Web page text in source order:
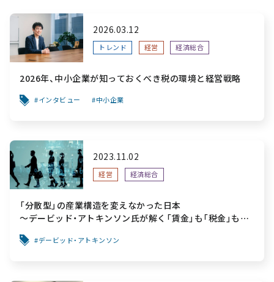
2026.03.12
トレンド 経営 経済総合
2026年、中小企業が知っておくべき税の環境と経営戦略
インタビュー 中小企業
2023.11.02
経営 経済総合
「分散型」の産業構造を変えなかった日本
～デービッド・アトキンソン氏が解く「賃金」も「税金」も上
デービッド・アトキンソン